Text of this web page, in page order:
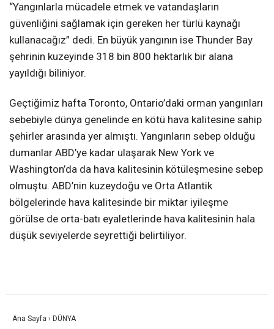
“Yangınlarla mücadele etmek ve vatandaşların
güvenliğini sağlamak için gereken her türlü kaynağı
kullanacağız” dedi. En büyük yangının ise Thunder Bay
şehrinin kuzeyinde 318 bin 800 hektarlık bir alana
yayıldığı biliniyor.
Geçtiğimiz hafta Toronto, Ontario’daki orman yangınları
sebebiyle dünya genelinde en kötü hava kalitesine sahip
şehirler arasında yer almıştı. Yangınların sebep olduğu
dumanlar ABD’ye kadar ulaşarak New York ve
Washington’da da hava kalitesinin kötüleşmesine sebep
olmuştu. ABD’nin kuzeydoğu ve Orta Atlantik
bölgelerinde hava kalitesinde bir miktar iyileşme
görülse de orta-batı eyaletlerinde hava kalitesinin hala
düşük seviyelerde seyrettiği belirtiliyor.
Ana Sayfa › DÜNYA